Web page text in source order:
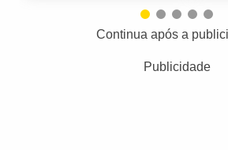
Continua após a
Publicidade